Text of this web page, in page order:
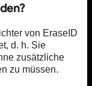
von EraseID
d. h. Sie
zusätzliche
zu müssen.